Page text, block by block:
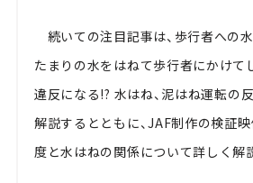
続いての注目記事は、歩行者への
たまりの水をはねて歩行者にかけて
違反になる!? 水はね、泥はね運転の
解説するとともに、JAF制作の検証
度と水はねの関係について詳しく解